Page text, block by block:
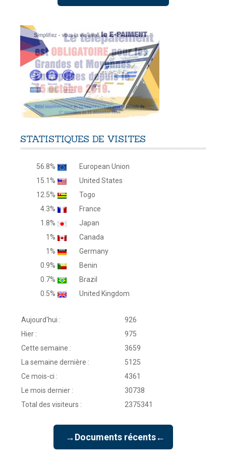
STATISTIQUES DE VISITES
56.8%
European Union
15.1%
United States
12.5%
Togo
4.3%
France
1.8%
Japan
1%
Canada
1%
Germany
0.9%
Benin
0.7%
Brazil
0.5%
United Kingdom
Aujourd'hui :
926
Hier :
975
Cette semaine :
3659
La semaine dernière :
5125
Ce mois-ci :
4361
Le mois dernier :
30738
Total des visiteurs :
2375341
→Documents récents←